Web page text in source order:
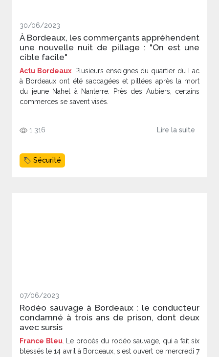
30/06/2023
À Bordeaux, les commerçants appréhendent
une nouvelle nuit de pillage : "On est une
cible facile"
Actu Bordeaux. Plusieurs enseignes du quartier du Lac
à Bordeaux ont été saccagées et pillées après la mort
du jeune Nahel à Nanterre. Près des Aubiers, certains
commerces se savent visés.
1 316 Lire la suite
Sécurité
07/06/2023
Rodéo sauvage à Bordeaux : le conducteur
condamné à trois ans de prison, dont deux
avec sursis
France Bleu. Le procès du rodéo sauvage, qui a fait six
blessés le 14 avril à Bordeaux, s'est ouvert ce mercredi 7